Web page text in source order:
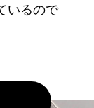
いるので
る